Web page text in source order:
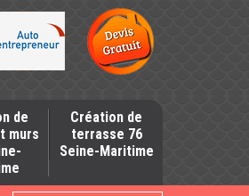
de
murs
Création de
terrasse 76
Seine-Maritime